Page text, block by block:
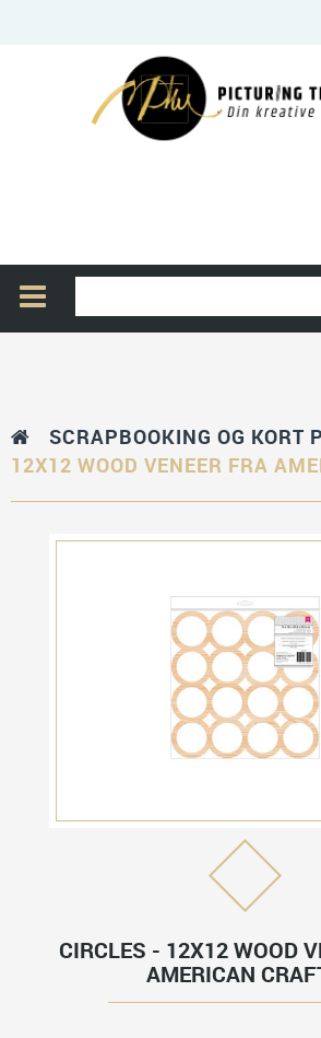
SCRAPBOOKING OG KORT
12X12 WOOD VENEER FRA
CIRCLES - 12X12 WOOD
AMERICAN